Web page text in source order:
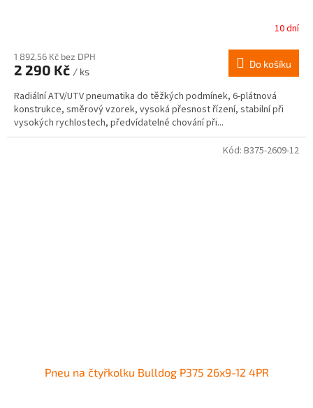
10 dní
1 892,56 Kč bez DPH
2 290 Kč / ks
Do košíku
Radiální ATV/UTV pneumatika do těžkých podmínek, 6-plátnová
konstrukce, směrový vzorek, vysoká přesnost řízení, stabilní při
vysokých rychlostech, předvídatelné chování při...
Pneu na čtyřkolku Bulldog P375 26x9-12 4PR
Kód: B375-2609-12